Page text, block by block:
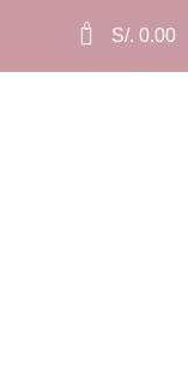
0 S/. 0.00